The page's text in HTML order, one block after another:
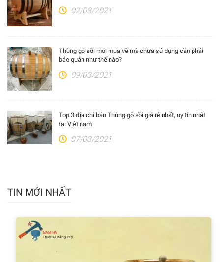
02/03/2021
Thùng gỗ sồi mới mua về mà chưa sử dụng cần phải
bảo quản như thế nào?
09/03/2021
Top 3 địa chỉ bán Thùng gỗ sồi giá rẻ nhất, uy tín nhất
tại Việt nam
07/03/2021
TIN MỚI NHẤT